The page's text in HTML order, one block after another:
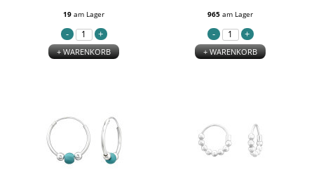
19 am Lager
+ WARENKORB
965 am Lager
+ WARENKORB